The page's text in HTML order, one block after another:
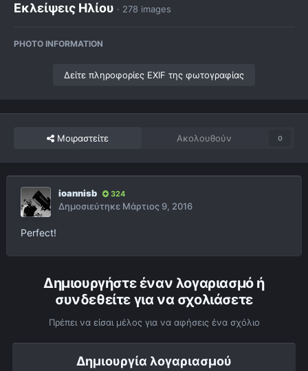
Εκλείψεις Ηλίου · 278 images
PHOTO INFORMATION
Δείτε πληροφορίες EXIF της φωτογραφίας
Μοιραστείτε Ακολουθούν 0
ioannisb 324
Δημοσιεύτηκε Μάρτιος 9, 2016
Perfect!
Δημιουργήστε έναν λογαριασμό ή
συνδεθείτε για να σχολιάσετε
Πρέπει να είσαι μέλος για να αφήσεις ένα σχόλιο
Δημιουργία λογαριασμού